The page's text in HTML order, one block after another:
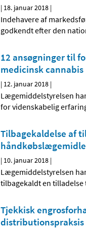
| 18. januar 2018 |
Indehavere af
godkendt efter den
12 ansøgninger til
medicinsk cannabis
| 12. januar 2018 |
Lægemiddelstyrelsen
for videnskabelig
Tilbagekaldelse af
| 10. januar 2018 |
Lægemiddelstyrelsen
tilbagekaldt en
Tjekkisk